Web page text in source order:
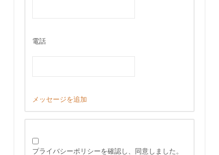
電話
メッセージを追加
プライバシーポリシーを確認し、同意しました。